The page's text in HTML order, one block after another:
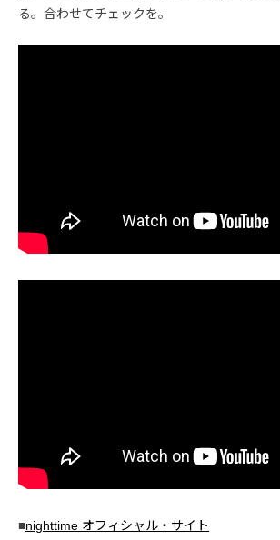
る。合わせてチェックを。
■nighttime オフィシャル・サイト